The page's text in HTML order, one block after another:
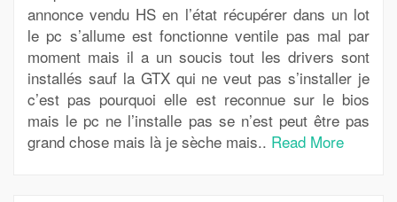
annonce vendu HS en l’état récupérer dans un lot
le pc s’allume est fonctionne ventile pas mal par
moment mais il a un soucis tout les drivers sont
installés sauf la GTX qui ne veut pas s’installer je
c’est pas pourquoi elle est reconnue sur le bios
mais le pc ne l’installe pas se n’est peut être pas
grand chose mais là je sèche mais.. Read More